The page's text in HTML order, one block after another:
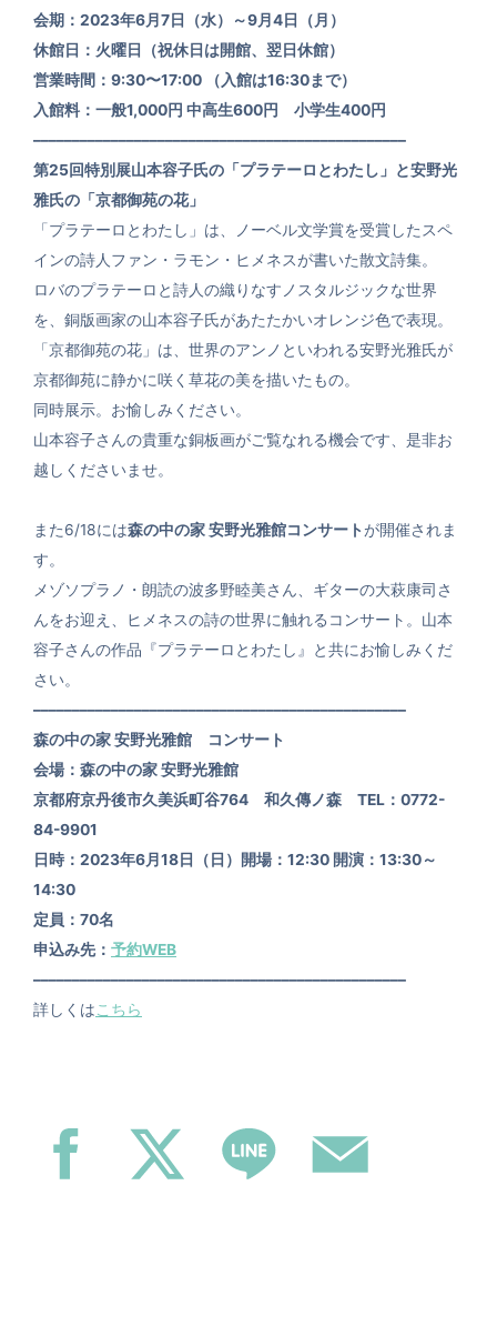
会期：2023年6月7日（水）～9月4日（月）
休館日：火曜日（祝休日は開館、翌日休館）
営業時間：9:30〜17:00 （入館は16:30まで）
入館料：一般1,000円 中高生600円 小学生400円
––––––––––––––––––––––––––––––––––––––––––––––––
第25回特別展山本容子氏の「プラテーロとわたし」と安野光
雅氏の「京都御苑の花」
「プラテーロとわたし」は、ノーベル文学賞を受賞したスペ
インの詩人ファン・ラモン・ヒメネスが書いた散文詩集。
ロバのプラテーロと詩人の織りなすノスタルジックな世界
を、銅版画家の山本容子氏があたたかいオレンジ色で表現。
「京都御苑の花」は、世界のアンノといわれる安野光雅氏が
京都御苑に静かに咲く草花の美を描いたもの。
同時展示。お愉しみください。
山本容子さんの貴重な銅板画がご覧なれる機会です、是非お
越しくださいませ。
また6/18には森の中の家 安野光雅館コンサートが開催されま
す。
メゾソプラノ・朗読の波多野睦美さん、ギターの大萩康司さ
んをお迎え、ヒメネスの詩の世界に触れるコンサート。山本
容子さんの作品『プラテーロとわたし』と共にお愉しみくだ
さい。
––––––––––––––––––––––––––––––––––––––––––––––––
森の中の家 安野光雅館 コンサート
会場：森の中の家 安野光雅館
京都府京丹後市久美浜町谷764 和久傳ノ森 TEL：0772-
84-9901
日時：2023年6月18日（日）開場：12:30 開演：13:30～
14:30
定員：70名
申込み先： 予約WEB
––––––––––––––––––––––––––––––––––––––––––––––––
詳しくはこちら